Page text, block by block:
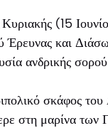
Κυριακής (15
Έρευνας και
ανδρικής
σκάφος
στη μαρίνα των